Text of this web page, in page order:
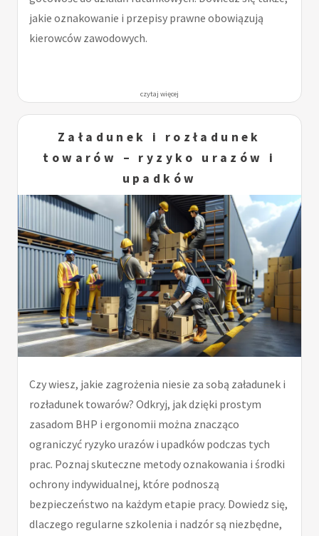
jakie oznakowanie i przepisy prawne obowiązują
kierowców zawodowych.
czytaj więcej
Załadunek i rozładunek
towarów – ryzyko urazów i
upadków
Czy wiesz, jakie zagrożenia niesie za sobą załadunek i
rozładunek towarów? Odkryj, jak dzięki prostym
zasadom BHP i ergonomii można znacząco
ograniczyć ryzyko urazów i upadków podczas tych
prac. Poznaj skuteczne metody oznakowania i środki
ochrony indywidualnej, które podnoszą
bezpieczeństwo na każdym etapie pracy. Dowiedz się,
dlaczego regularne szkolenia i nadzór są niezbędne,